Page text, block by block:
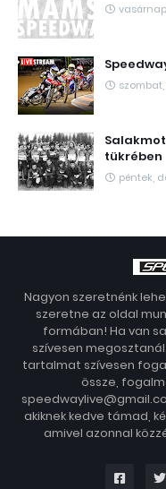
szombat,
tükrében
péntek,
Nagyon szeretnénk
szeretne az oldal
formában! Ha van
szívesen
tartalmat szívesen
össze,
akiknek kedve támad,
amivel azonnal